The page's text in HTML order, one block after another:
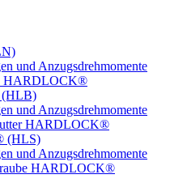
und Anzugsdrehmomente
HARDLOCK®
(HLB)
und Anzugsdrehmomente
HARDLOCK®
(HLS)
und Anzugsdrehmomente
HARDLOCK®